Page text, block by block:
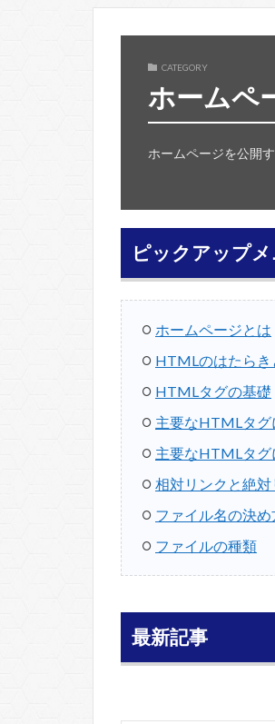
CATEGORY
ホームペ
ホームページを公開
ピックアップ
ホームページとは
HTMLのはたらき
HTMLタグの基礎
主要なHTMLタグ
主要なHTMLタグ
相対リンクと絶対
ファイル名の決め
ファイルの種類
最新記事